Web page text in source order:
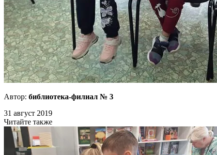
Автор: библиотека-филиал № 3
31 август 2019
Читайте также